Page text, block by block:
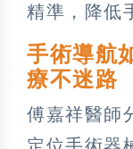
精準，降低
手術導航
療不迷路
傅嘉祥醫師
定位手術器